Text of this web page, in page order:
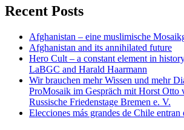
Recent Posts
Afghanistan – eine muslimische
Afghanistan and its annihilated future
Hero Cult – a constant element in
LaBGC and Harald Haarmann
Wir brauchen mehr Wissen und mehr
ProMosaik im Gespräch mit Horst Otto
Russische Friedenstage Bremen e. V.
Elecciones más grandes de Chile entran